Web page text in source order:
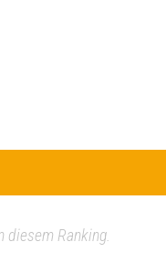
diesem Ranking.